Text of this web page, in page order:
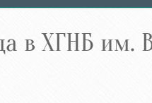
в ХГНБ им.